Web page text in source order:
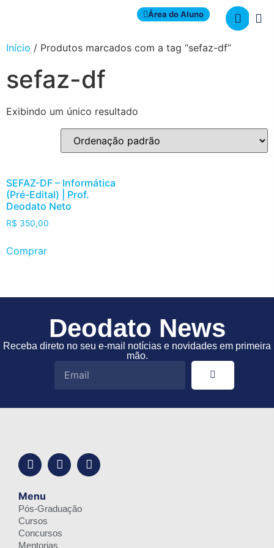
Área do Aluno
Início / Produtos marcados com a tag “sefaz-df”
sefaz-df
Exibindo um único resultado
SEFAZ-DF – Informática
(Pré-Edital) | Prof.
Deodato Neto
R$ 350,00
Comprar
Deodato News
Receba direto no seu e-mail notícias e novidades em primeira
mão.
Menu
Pós-Graduação
Cursos
Concursos
Mentorias